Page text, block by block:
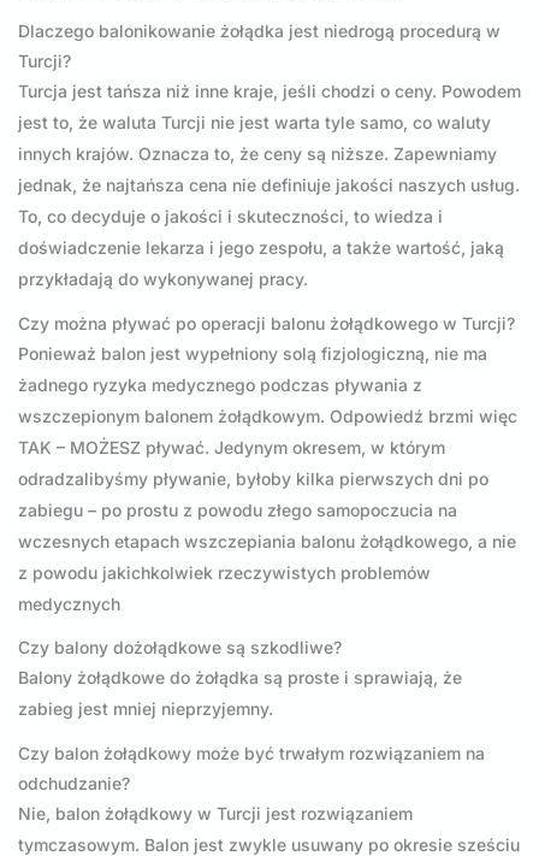
Dlaczego balonikowanie żołądka jest niedrogą procedurą w
Turcji?
Turcja jest tańsza niż inne kraje, jeśli chodzi o ceny. Powodem
jest to, że waluta Turcji nie jest warta tyle samo, co waluty
innych krajów. Oznacza to, że ceny są niższe. Zapewniamy
jednak, że najtańsza cena nie definiuje jakości naszych usług.
To, co decyduje o jakości i skuteczności, to wiedza i
doświadczenie lekarza i jego zespołu, a także wartość, jaką
przykładają do wykonywanej pracy.
Czy można pływać po operacji balonu żołądkowego w Turcji?
Ponieważ balon jest wypełniony solą fizjologiczną, nie ma
żadnego ryzyka medycznego podczas pływania z
wszczepionym balonem żołądkowym. Odpowiedź brzmi więc
TAK – MOŻESZ pływać. Jedynym okresem, w którym
odradzalibyśmy pływanie, byłoby kilka pierwszych dni po
zabiegu – po prostu z powodu złego samopoczucia na
wczesnych etapach wszczepiania balonu żołądkowego, a nie
z powodu jakichkolwiek rzeczywistych problemów
medycznych
Czy balony dożołądkowe są szkodliwe?
Balony żołądkowe do żołądka są proste i sprawiają, że
zabieg jest mniej nieprzyjemny.
Czy balon żołądkowy może być trwałym rozwiązaniem na
odchudzanie?
Nie, balon żołądkowy w Turcji jest rozwiązaniem
tymczasowym. Balon jest zwykle usuwany po okresie sześciu